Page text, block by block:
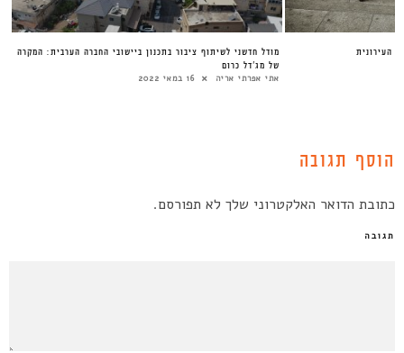
מודל חדשני לשיתוף ציבור בתכנון ביישובי החברה הערבית: המקרה
של מג’דל כרום
אתי אפרתי אריה 16 במאי 2022
העירונית
הוסף תגובה
כתובת הדואר האלקטרוני שלך לא תפורסם.
תגובה